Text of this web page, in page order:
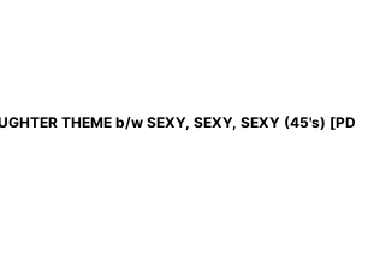
THEME b/w SEXY, SEXY, SEXY (45's) [PD